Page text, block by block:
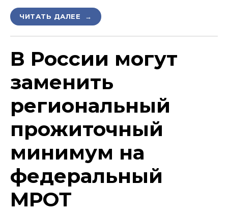
ЧИТАТЬ ДАЛЕЕ →
В России могут
заменить
региональный
прожиточный
минимум на
федеральный
МРОТ